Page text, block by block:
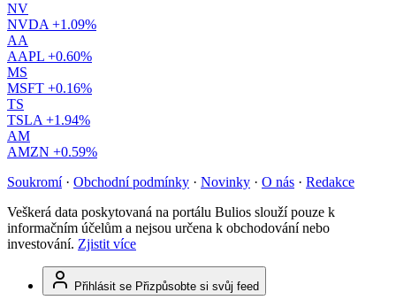
NV
NVDA +1.09%
AA
AAPL +0.60%
MS
MSFT +0.16%
TS
TSLA +1.94%
AM
AMZN +0.59%
Soukromí · Obchodní podmínky · Novinky · O nás · Redakce
Veškerá data poskytovaná na portálu Bulios slouží pouze k
informačním účelům a nejsou určena k obchodování nebo
investování. Zjistit více
Přihlásit se Přizpůsobte si svůj feed